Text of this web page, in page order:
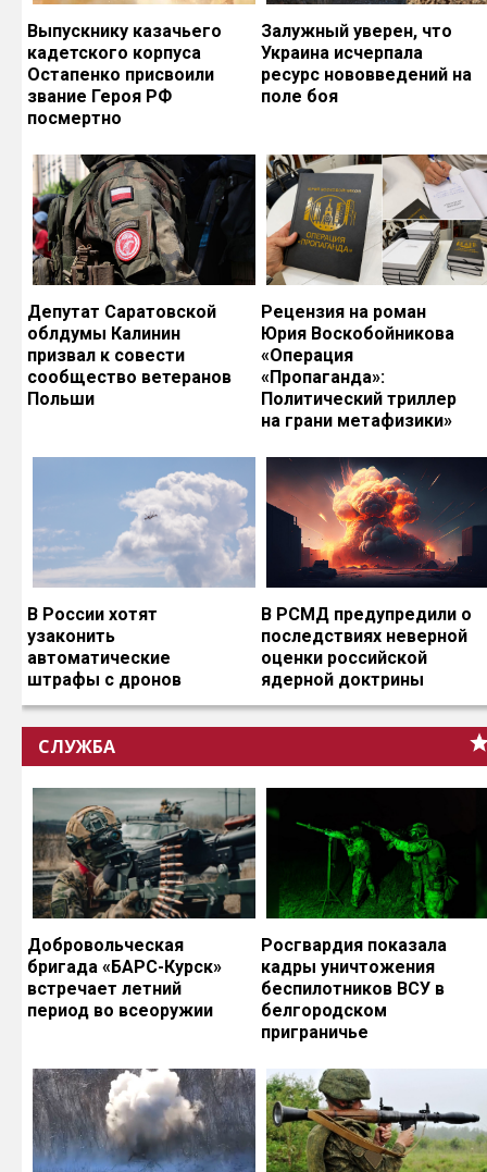
Выпускнику казачьего
кадетского корпуса
Остапенко присвоили
звание Героя РФ
посмертно
Залужный уверен, что
Украина исчерпала
ресурс нововведений на
поле боя
Депутат Саратовской
облдумы Калинин
призвал к совести
сообщество ветеранов
Польши
Рецензия на роман
Юрия Воскобойникова
«Операция
«Пропаганда»:
Политический триллер
на грани метафизики»
В России хотят
узаконить
автоматические
штрафы с дронов
В РСМД предупредили о
последствиях неверной
оценки российской
ядерной доктрины
СЛУЖБА
Добровольческая
бригада «БАРС-Курск»
встречает летний
период во всеоружии
Росгвардия показала
кадры уничтожения
беспилотников ВСУ в
белгородском
приграничье